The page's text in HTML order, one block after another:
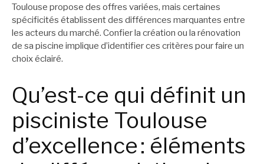
Toulouse propose des offres variées, mais certaines
spécificités établissent des différences marquantes entre
les acteurs du marché. Confier la création ou la rénovation
de sa piscine implique d’identifier ces critères pour faire un
choix éclairé.
Qu’est-ce qui définit un
pisciniste Toulouse
d’excellence : éléments